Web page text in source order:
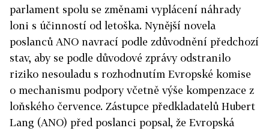
parlament spolu se změnami vyplácení náhrady
loni s účinností od letoška. Nynější novela
poslanců ANO navrací podle zdůvodnění předchozí
stav, aby se podle důvodové zprávy odstranilo
riziko nesouladu s rozhodnutím Evropské komise
o mechanismu podpory včetně výše kompenzace z
loňského července. Zástupce předkladatelů Hubert
Lang (ANO) před poslanci popsal, že Evropská